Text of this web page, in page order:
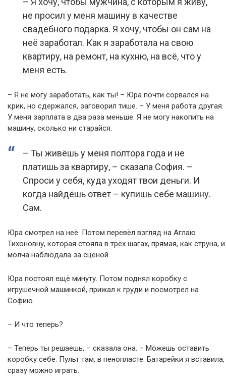
не просил у меня машину в качестве
свадебного подарка. Я хочу, чтобы он сам на
неё заработал. Как я заработала на свою
квартиру, на ремонт, на кухню, на всё, что у
меня есть.
– Я не могу заработать, как ты! – Юра почти сорвался на
крик, но сдержался, заговорил тише. – У меня работа другая.
У меня зарплата в два раза меньше. Я не могу накопить на
машину, сколько ни старайся.
– Ты живёшь у меня полтора года и не
платишь за квартиру, – сказала София. –
Спроси у себя, куда уходят твои деньги. И
когда найдёшь ответ – купишь себе машину.
Сам.
Юра смотрел на неё. Потом перевёл взгляд на Аглаю
Тихоновну, которая стояла в трёх шагах, прямая, как струна, и
молча наблюдала за сценой.
Юра постоял ещё минуту. Потом поднял коробку с
игрушечной машинкой, прижал к груди и посмотрел на
Софию.
– И что теперь?
– Теперь ты решаешь, – сказала она. – Можешь оставить
коробку себе. Пульт там, в пенопласте. Батарейки я вставила,
сразу можно играть.